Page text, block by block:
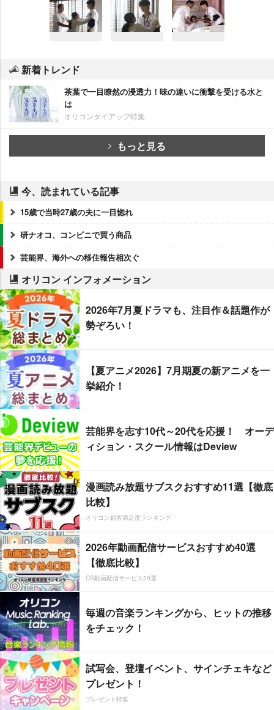
新着トレンド
茶葉で一目瞭然の浸透力！味の違いに衝撃を受ける水と
は
オリコンタイアップ特集
もっと見る
今、読まれている記事
15歳で当時27歳の夫に一目惚れ
研ナオコ、コンビニで買う商品
芸能界、海外への移住報告相次ぐ
オリコン インフォメーション
2026年7月夏ドラマも、注目作＆話題作が
勢ぞろい！
【夏アニメ2026】7月期夏の新アニメを一
挙紹介！
芸能界を志す10代～20代を応援！ オーデ
ィション・スクール情報はDeview
漫画読み放題サブスクおすすめ11選【徹底
比較】
オリコン顧客満足度ランキング
2026年動画配信サービスおすすめ40選
【徹底比較】
CS動画配信サービス20選
毎週の音楽ランキングから、ヒットの推移
をチェック！
試写会、登壇イベント、サインチェキなど
プレゼント！
プレゼント特集